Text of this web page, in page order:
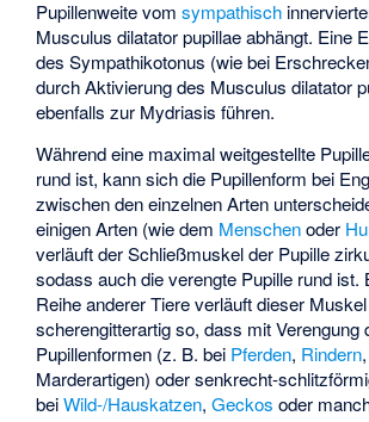
Pupillenweite vomsympathisch
Musculus dilatator pupillae abhängt. Eine
des Sympathikotonus (wie bei
durch Aktivierung des Musculus dilatator
ebenfalls zur Mydriasis führen.
Während eine maximal weitgestellte
rund ist, kann sich die Pupillenform bei
zwischen den einzelnen Arten
einigen Arten (wie dem Menschenoder
verläuft der Schließmuskel der Pupille
sodass auch die verengte Pupille rund ist.
Reihe anderer Tiere verläuft dieser
scherengitterartig so, dass mit Verengung
Pupillenformen (z. B. bei Pferden, Rindern,
Marderartigen) oder senkrecht-
beiWild-/Hauskatzen,Geckos oder